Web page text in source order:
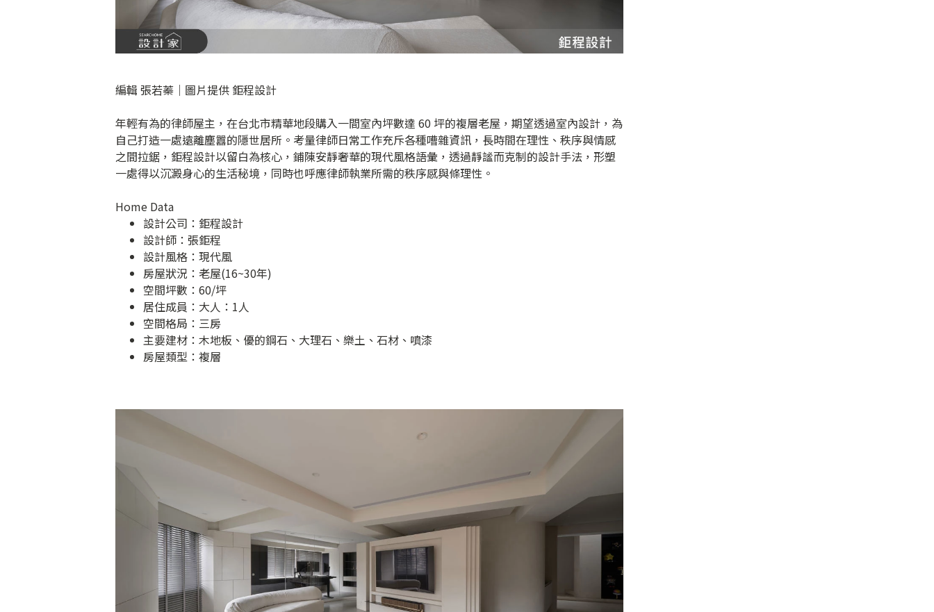
編輯 張若蓁｜圖片提供 鉅程設計
年輕有為的律師屋主，在台北市精華地段購入一間室內坪數達 60 坪的複層老屋，期望透過室內設計，為
自己打造一處遠離塵囂的隱世居所。考量律師日常工作充斥各種嘈雜資訊，長時間在理性、秩序與情感
之間拉鋸，鉅程設計以留白為核心，鋪陳安靜奢華的現代風格語彙，透過靜謐而克制的設計手法，形塑
一處得以沉澱身心的生活秘境，同時也呼應律師執業所需的秩序感與條理性。
Home Data
設計公司： 鉅程設計
設計師：張鉅程
設計風格：現代風
房屋狀況：老屋(16~30年)
空間坪數：60/坪
居住成員：大人：1人
空間格局：三房
主要建材：木地板、優的鋼石、大理石、樂土、石材、噴漆
房屋類型：複層